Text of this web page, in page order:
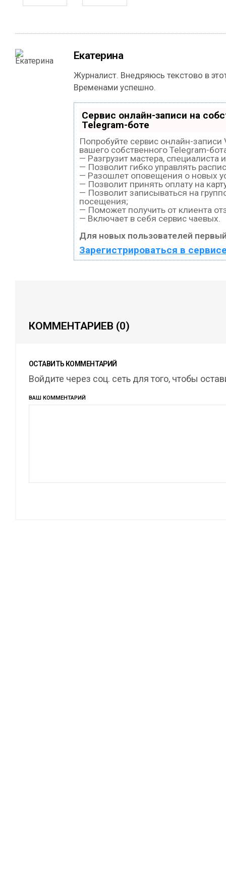
Екатерина
Журналист. Внедряюсь текстово в
Временами успешно.
Сервис онлайн-записи на
Telegram-боте
Попробуйте сервис онлайн-
вашего собственного Telegram-
— Разгрузит мастера, специалиста
— Позволит гибко управлять
— Разошлет оповещения о новых
— Позволит принять оплату на
— Позволит записываться на
посещения;
— Поможет получить от клиента
— Включает в себя сервис чаевых.
Для новых пользователей
Зарегистрироваться в
КОММЕНТАРИЕВ (0)
ОСТАВИТЬ КОММЕНТАРИЙ
Войдите через соц. сеть для того, чтобы
ВАШ КОММЕНТАРИЙ